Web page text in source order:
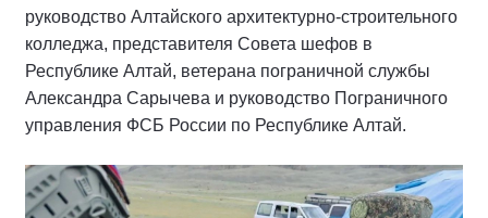
руководство Алтайского архитектурно-строительного
колледжа, представителя Совета шефов в
Республике Алтай, ветерана пограничной службы
Александра Сарычева и руководство Пограничного
управления ФСБ России по Республике Алтай.